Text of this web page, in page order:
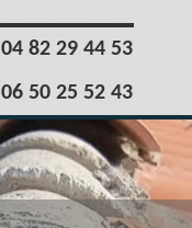
04 82 29 44 53
06 50 25 52 43